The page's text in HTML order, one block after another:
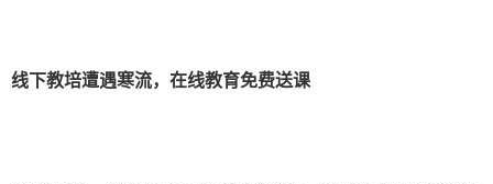
线下教培遭遇寒流，在线教育免费送课